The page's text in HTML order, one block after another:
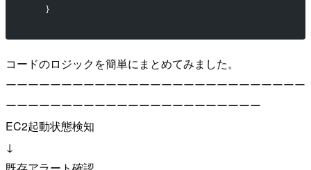
    }
コードのロジックを簡単にまとめてみました。
ーーーーーーーーーーーーーーーーーーーーーーーーーーー
ーーーーーーーーーーーーーーーーーーーーーーー
EC2起動状態検知
↓